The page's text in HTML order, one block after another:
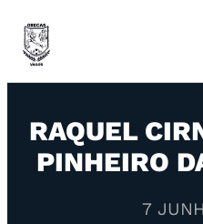
RAQUEL
PINHEIRO
7